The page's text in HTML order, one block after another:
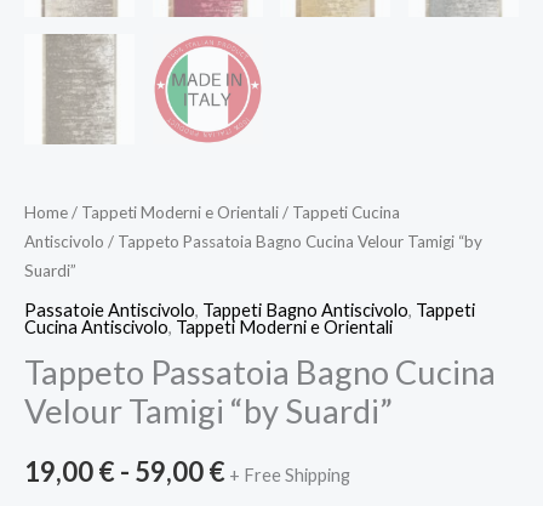
Home/ Tappeti Moderni e Orientali/ Tappeti Cucina
Antiscivolo / Tappeto Passatoia Bagno Cucina Velour Tamigi “by
Suardi”
Passatoie Antiscivolo, Tappeti Bagno Antiscivolo, Tappeti
Cucina Antiscivolo, Tappeti Moderni e Orientali
Tappeto Passatoia Bagno Cucina
Velour Tamigi “by Suardi”
19,00€- 59,00€ + Free Shipping